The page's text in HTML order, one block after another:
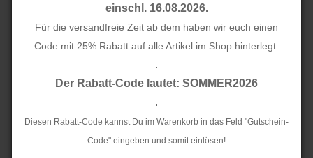
einschl. 16.08.2026.
Für die versandfreie Zeit ab dem haben wir euch einen
Code mit 25% Rabatt auf alle Artikel im Shop hinterlegt.
.
Der Rabatt-Code lautet: SOMMER2026
.
Diesen Rabatt-Code kannst Du im Warenkorb in das Feld "Gutschein-
Code" eingeben und somit einlösen!